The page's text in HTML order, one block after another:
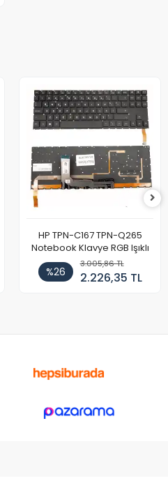
HP TPN-C167 TPN-Q265
Notebook Klavye RGB Işıklı
%26
3.005,86 TL
2.226,35 TL